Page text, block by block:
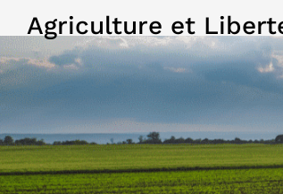
Agriculture et